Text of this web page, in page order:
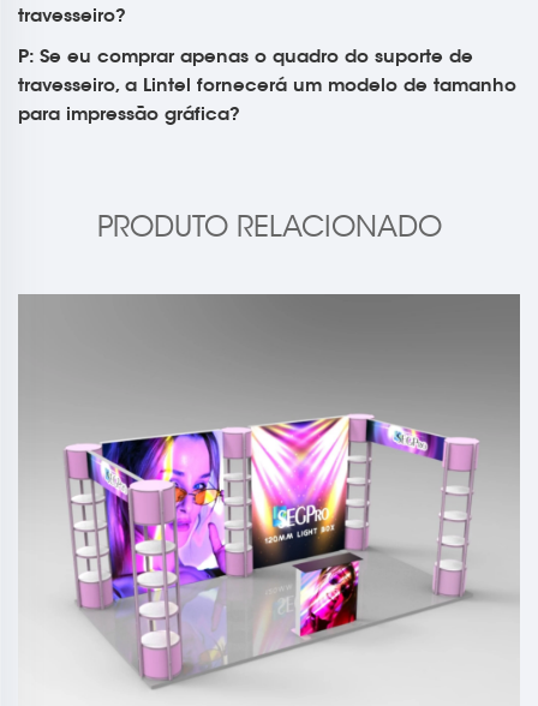
travesseiro?
P: Se eu comprar apenas o quadro do suporte de
travesseiro, a Lintel fornecerá um modelo de tamanho
para impressão gráfica?
PRODUTO RELACIONADO